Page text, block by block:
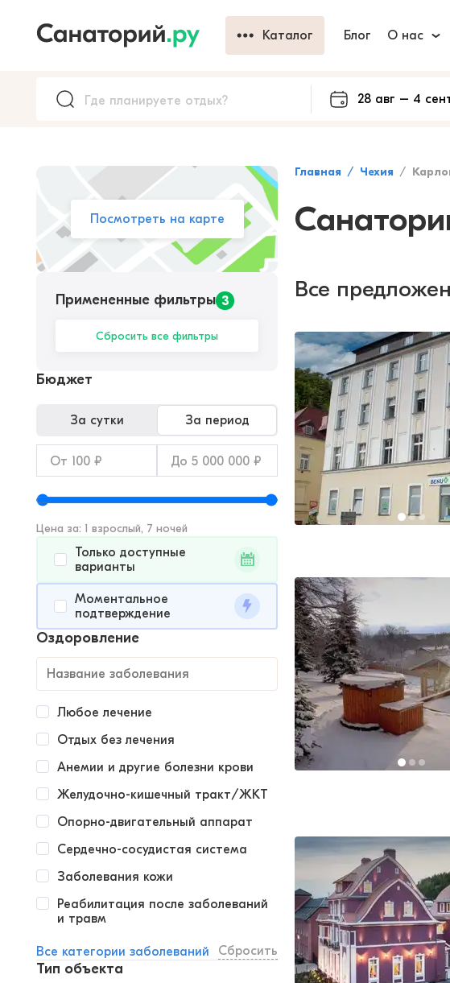
Каталог Блог О нас
Посмотреть на карте
Примененные фильтры 3
Сбросить все фильтры
Бюджет
За сутки За период
Цена за: 1 взрослый, 7 ночей
Только доступные
варианты
Моментальное
подтверждение
Оздоровление
Любое лечение
Отдых без лечения
Анемии и другие болезни крови
Желудочно-кишечный тракт/ЖКТ
Опорно-двигательный аппарат
Сердечно-сосудистая система
Заболевания кожи
Реабилитация после заболеваний
и травм
Все категории заболеваний Сбросить
Тип объекта
Главная Чехия
Все